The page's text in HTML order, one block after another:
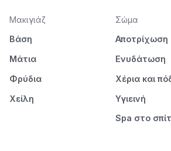
Μακιγιάζ
Βάση
Μάτια
Φρύδια
Χείλη
Σώμα
Αποτρίχωση
Ενυδάτωση
Χέρια και
Υγιεινή
Spa στο